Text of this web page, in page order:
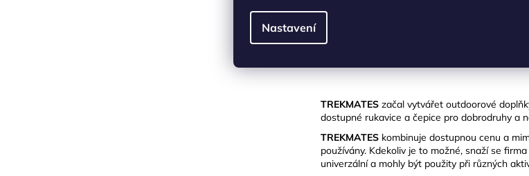
Nastavení
TREKMATES začal vytvářet outdoorové
dostupné rukavice a čepice pro dobrodruhy a
TREKMATES kombinuje dostupnou cenu a
používány. Kdekoliv je to možné, snaží se
univerzální a mohly být použity při různých